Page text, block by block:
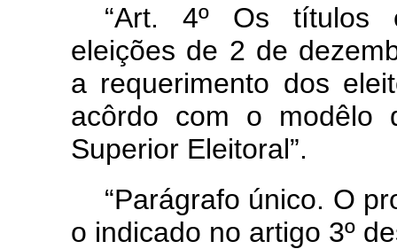
“Art. 4º Os títulos
eleições de 2 de
a requerimento dos
acôrdo com o modêlo
Superior Eleitoral”.
“Parágrafo único. O
o indicado no artigo 3º